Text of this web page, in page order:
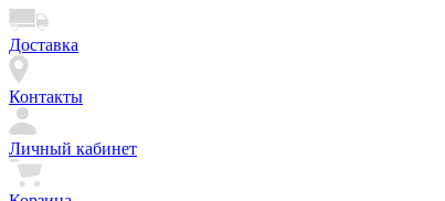
Доставка
Контакты
Личный кабинет